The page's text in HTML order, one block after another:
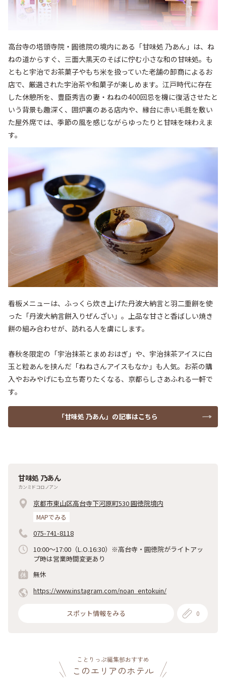
高台寺の塔頭寺院・圓徳院の境内にある「甘味処 乃あん」は、ね
ねの道からすぐ、三面大黒天のそばに佇む小さな和の甘味処。も
ともと宇治でお茶菓子やもち米を扱っていた老舗の卸商によるお
店で、厳選された宇治茶や和菓子が楽しめます。江戸時代に存在
した休憩所を、豊臣秀吉の妻・ねねの400回忌を機に復活させたと
いう背景も趣深く、囲炉裏のある店内や、縁台に赤い毛氈を敷い
た屋外席では、季節の風を感じながらゆったりと甘味を味わえま
す。
看板メニューは、ふっくら炊き上げた丹波大納言と羽二重餅を使
った「丹波大納言餅入りぜんざい」。上品な甘さと香ばしい焼き
餅の組み合わせが、訪れる人を虜にします。
春秋冬限定の「宇治抹茶とまめおはぎ」や、宇治抹茶アイスに白
玉と粒あんを挟んだ「ねねさんアイスもなか」も人気。お茶の購
入やおみやげにも立ち寄りたくなる、京都らしさあふれる一軒で
す。
「甘味処 乃あん」の記事はこちら
甘味処 乃あん
カンミドコロノアン
京都市東山区高台寺下河原町530 圓徳院境内
MAPでみる
075-741-8118
10:00～17:00（L.O.16:30）※高台寺・圓徳院がライトアッ
プ時は営業時間変更あり
無休
https://www.instagram.com/noan_entokuin/
スポット情報をみる 0
ことりっぷ編集部おすすめ
このエリアのホテル